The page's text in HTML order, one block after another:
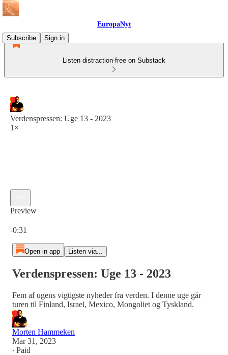
EuropaNyt
Subscribe
Sign in
Listen distraction-free on Substack
Verdenspressen: Uge 13 - 2023
1×
Preview
-0:31
Open in app Listen via...
Verdenspressen: Uge 13 - 2023
Fem af ugens vigtigste nyheder fra verden. I denne uge går
turen til Finland, Israel, Mexico, Mongoliet og Tyskland.
Morten Hammeken
Mar 31, 2023
∙ Paid